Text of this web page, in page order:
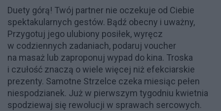
Duety górą! Twój partner nie oczekuje od Ciebie
spektakularnych gestów. Bądź obecny i uważny,
Przygotuj jego ulubiony posiłek, wyręcz
w codziennych zadaniach, podaruj voucher
na masaż lub zaproponuj wypad do kina. Troska
i czułość znaczą o wiele więcej niż efekciarskie
prezenty. Samotne Strzelce czeka miesiąc pełen
niespodzianek. Już w pierwszym tygodniu kwietnia
spodziewaj się rewolucji w sprawach sercowych.